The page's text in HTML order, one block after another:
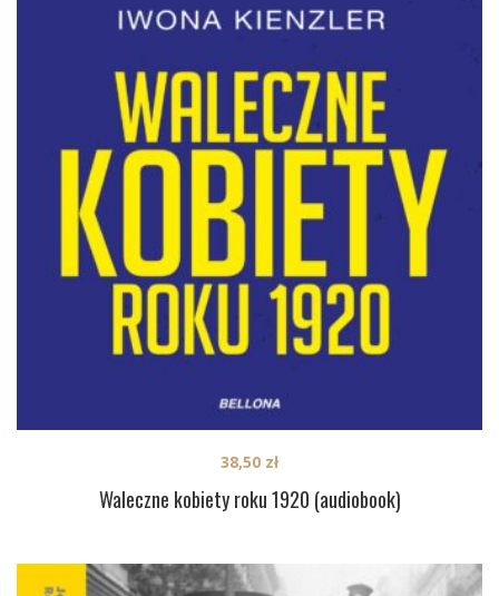
Waleczne kobiety roku 1920 (audiobook)
38,50 zł